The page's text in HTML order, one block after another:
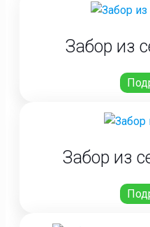
Забор из
Забор из